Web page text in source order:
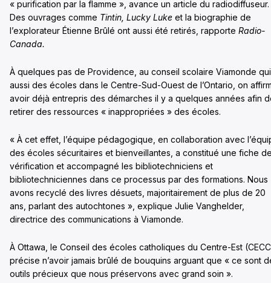
« purification par la flamme », avance un article du radiodiffuseur.
Des ouvrages comme Tintin, Lucky Luke et la biographie de
l’explorateur Étienne Brûlé ont aussi été retirés, rapporte Radio-
Canada.
À quelques pas de Providence, au conseil scolaire Viamonde
aussi des écoles dans le Centre-Sud-Ouest de l’Ontario, on
avoir déjà entrepris des démarches il y a quelques années afin
retirer des ressources « inappropriées » des écoles.
« À cet effet, l’équipe pédagogique, en collaboration avec
des écoles sécuritaires et bienveillantes, a constitué une fiche
vérification et accompagné les bibliotechniciens et
bibliotechniciennes dans ce processus par des formations. Nous
avons recyclé des livres désuets, majoritairement de plus de 20
ans, parlant des autochtones », explique Julie Vanghelder,
directrice des communications à Viamonde.
À Ottawa, le Conseil des écoles catholiques du Centre-Est
précise n’avoir jamais brûlé de bouquins arguant que « ce sont
outils précieux que nous préservons avec grand soin ».